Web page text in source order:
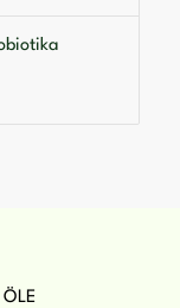
ÖLE